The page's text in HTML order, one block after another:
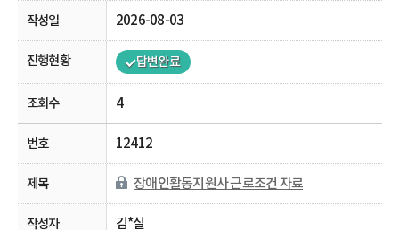
2026-08-03
답변완료
4
12412
장애인활동지원사 근로조건 자료
김*실